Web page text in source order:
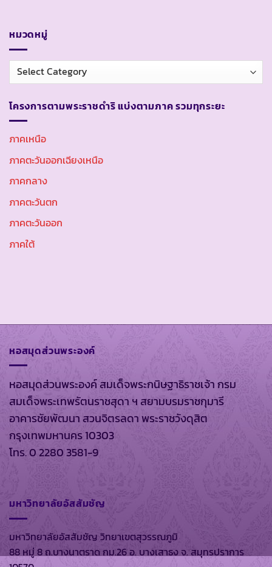
หมวดหมู่
หมวด
หมู่
โครงการตามพระราชดำริ แบ่งตามภาค รวมทุกระยะ
ภาคเหนือ
ภาคตะวันออกเฉียงเหนือ
ภาคกลาง
ภาคตะวันตก
ภาคตะวันออก
ภาคใต้
หอสมุดส่วนพระองค์
หอสมุดส่วนพระองค์ สมเด็จพระกนิษฐาธิราชเจ้า กรม
สมเด็จพระเทพรัตนราชสุดา ฯ สยามบรมราชกุมารี
อาคารชัยพัฒนา สวนจิตรลดา พระราชวังดุสิต
กรุงเทพมหานคร 10303
โทร. 0 2280 3581-9
มหาวิทยาลัยอัสสัมชัญ
มหาวิทยาลัยอัสสัมชัญ วิทยาเขตสุวรรณภูมิ
88 หมู่ 8 ถ.บางนาตราด กม.26 อ. บางเสาธง จ. สมุทรปราการ